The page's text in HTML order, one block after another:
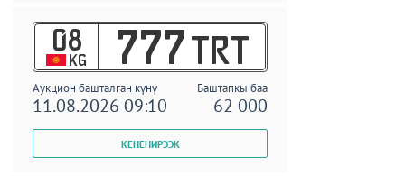
08
KG 777 TRT
Аукцион башталган күнү Баштапкы баа
11.08.2026 09:10 62 000